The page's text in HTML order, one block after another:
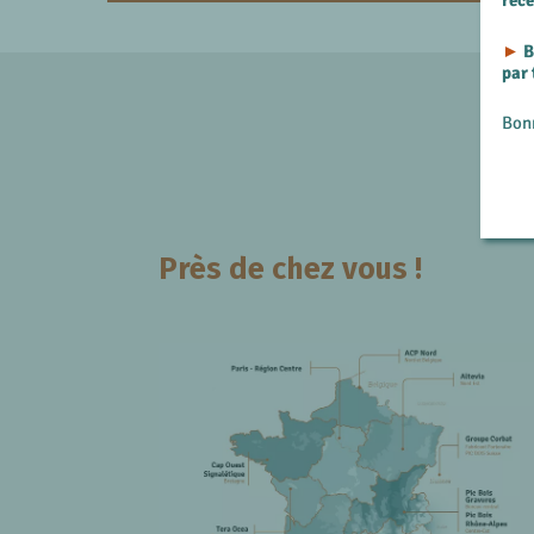
Près de chez vous !
►
par